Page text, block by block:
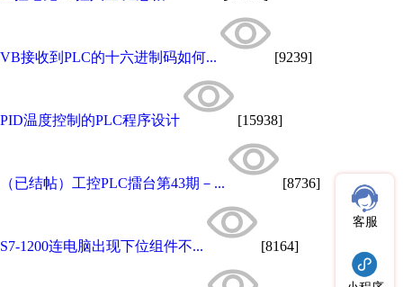
VB接收到PLC的十六进制码如何... [9239]
PID温度控制的PLC程序设计 [15938]
（已结帖）工控PLC擂台第43期－... [8736]
S7-1200连电脑出现下位组件不... [8164]
客服